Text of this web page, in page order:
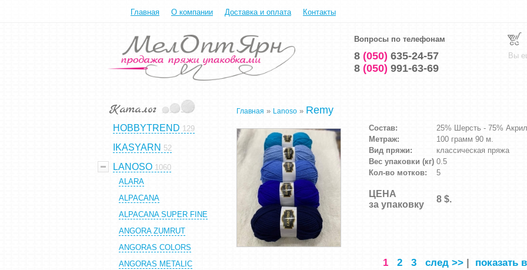
Главная О компании Доставка и оплата Контакты
Вопросы по телефонам
8 (050) 635-24-57
8 (050) 991-63-69
Вы
HOBBYTREND 129
IKASYARN 52
LANOSO 1060
ALARA
ALPACANA
ALPACANA SUPER FINE
ANGORA ZUMRUT
ANGORAS COLORS
ANGORAS METALIC
Главная » Lanoso » Remy
Состав:
25% Шерсть - 75% Акрил
Метраж:
100 грамм 90 м.
Вид пряжи:
классическая пряжа
Вес упаковки (кг) 0.5
Кол-во мотков:
5
ЦЕНА
за упаковку
8 $.
1 2 3 след >>| показать